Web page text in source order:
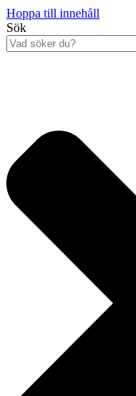
Hoppa till innehåll
Sök